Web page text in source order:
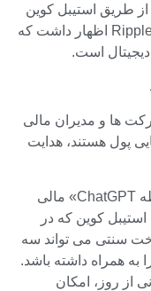
کرد و 0٪ از آنها از طریق استیبل کوین
یا ارزهای دیجیتال انجام شد. مدیر عامل Ripple اظهار داشت که
است.
ها و مدیران مالی
پول هستند، هدایت
مدیر عامل ریپل استیبل کوین ها را «لحظه ChatGPT» مالی
تجارت استیبل کوین که در
سنتی می تواند سه
به همراه داشته باشد.
از روز، امکان